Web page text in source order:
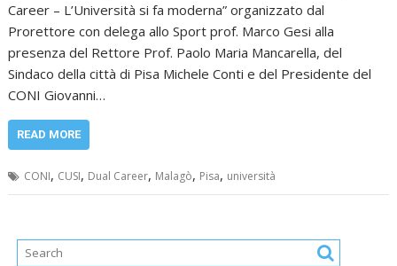
Career – L’Università si fa moderna” organizzato dal
Prorettore con delega allo Sport prof. Marco Gesi alla
presenza del Rettore Prof. Paolo Maria Mancarella, del
Sindaco della città di Pisa Michele Conti e del Presidente del
CONI Giovanni…
READ MORE
CONI, CUSI, Dual Career, Malagò, Pisa, università